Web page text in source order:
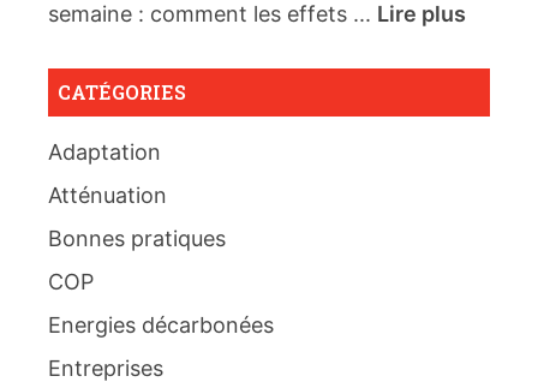
semaine : comment les effets ... Lire plus
CATÉGORIES
Adaptation
Atténuation
Bonnes pratiques
COP
Energies décarbonées
Entreprises